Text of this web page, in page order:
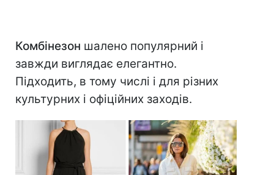
Комбінезон шалено популярний і
завжди виглядає елегантно.
Підходить, в тому числі і для різних
культурних і офіційних заходів.